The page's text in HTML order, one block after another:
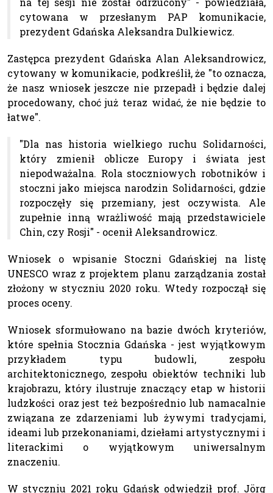
cytowana w przesłanym PAP komunikacie,
prezydent Gdańska Aleksandra Dulkiewicz.
Zastępca prezydent Gdańska Alan Aleksandrowicz,
cytowany w komunikacie, podkreślił, że "to oznacza,
że nasz wniosek jeszcze nie przepadł i będzie dalej
procedowany, choć już teraz widać, że nie będzie to
łatwe".
"Dla nas historia wielkiego ruchu Solidarności,
który zmienił oblicze Europy i świata jest
niepodważalna. Rola stoczniowych robotników i
stoczni jako miejsca narodzin Solidarności, gdzie
rozpoczęły się przemiany, jest oczywista. Ale
zupełnie inną wrażliwość mają przedstawiciele
Chin, czy Rosji" - ocenił Aleksandrowicz.
Wniosek o wpisanie Stoczni Gdańskiej na listę
UNESCO wraz z projektem planu zarządzania został
złożony w styczniu 2020 roku. Wtedy rozpoczął się
proces oceny.
Wniosek sformułowano na bazie dwóch kryteriów,
które spełnia Stocznia Gdańska - jest wyjątkowym
przykładem typu budowli, zespołu
architektonicznego, zespołu obiektów techniki lub
krajobrazu, który ilustruje znaczący etap w historii
ludzkości oraz jest też bezpośrednio lub namacalnie
związana ze zdarzeniami lub żywymi tradycjami,
ideami lub przekonaniami, dziełami artystycznymi i
literackimi o wyjątkowym uniwersalnym
znaczeniu.
W styczniu 2021 roku Gdańsk odwiedził prof. Jörg